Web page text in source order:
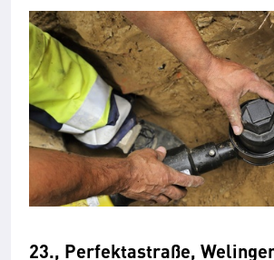
23., Perfektastraße,